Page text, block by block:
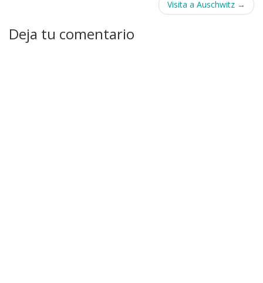
entradas
Visita a Auschwitz →
Deja tu comentario